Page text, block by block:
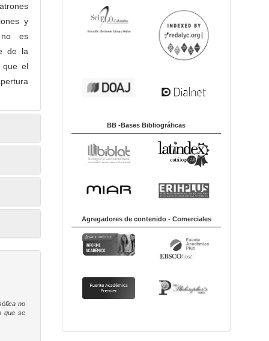
y
no es
de la
que el
no
que se
BB -Bases Bibliográficas
Agregadores de contenido - Comerciales